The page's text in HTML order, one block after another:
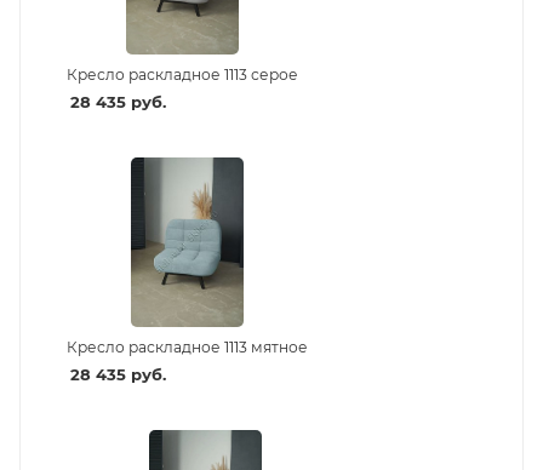
Кресло раскладное 1113 серое
28 435руб.
Кресло раскладное 1113 мятное
28 435руб.